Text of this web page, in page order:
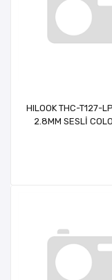
HILOOK THC-T127-
2.8MM SESLİ